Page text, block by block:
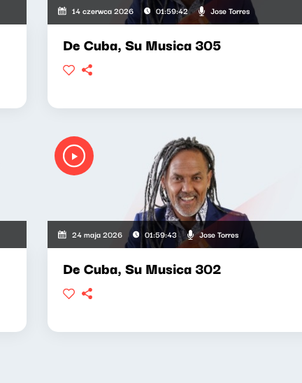
14 czerwca 2026 01:59:42 Jose Torres
De Cuba, Su Musica 305
24 maja 2026 01:59:43 Jose Torres
De Cuba, Su Musica 302